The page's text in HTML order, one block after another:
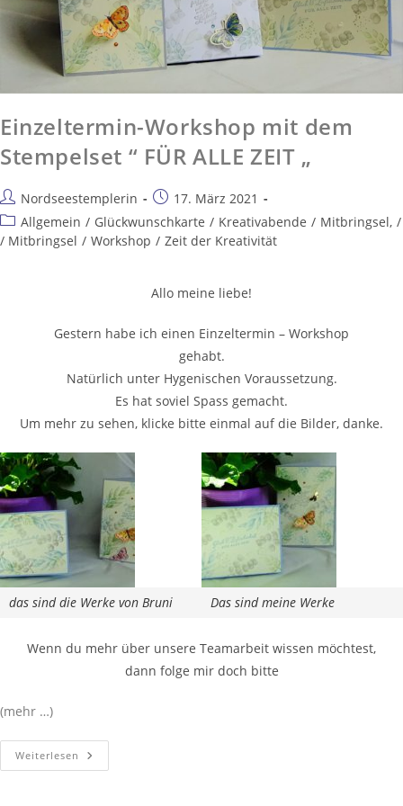
Einzeltermin-Workshop mit dem
Stempelset “ FÜR ALLE ZEIT „
Nordseestemplerin
17. März 2021
Allgemein / Glückwunschkarte / Kreativabende / Mitbringsel, /
/ Mitbringsel / Workshop / Zeit der Kreativität
Allo meine liebe!
Gestern habe ich einen Einzeltermin – Workshop
gehabt.
Natürlich unter Hygenischen Voraussetzung.
Es hat soviel Spass gemacht.
Um mehr zu sehen, klicke bitte einmal auf die Bilder, danke.
das sind die Werke von Bruni Das sind meine Werke
Wenn du mehr über unsere Teamarbeit wissen möchtest,
dann folge mir doch bitte
(mehr …)
Weiterlesen